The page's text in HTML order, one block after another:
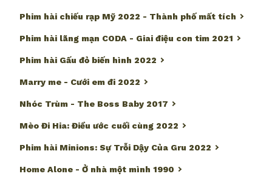
Phim hài chiếu rạp Mỹ 2022 - Thành phố mất tích
Phim hài lãng mạn CODA - Giai điệu con tim 2021
Phim hài Gấu đỏ biến hình 2022
Marry me - Cưới em đi 2022
Nhóc Trùm - The Boss Baby 2017
Mèo Đi Hia: Điều ước cuối cùng 2022
Phim hài Minions: Sự Trỗi Dậy Của Gru 2022
Home Alone - Ở nhà một mình 1990